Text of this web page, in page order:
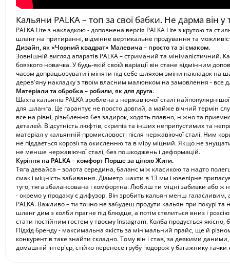
Кальяни PALKA – топ за свої бабки. Не дарма він
PALKA Lite з накладкою - доповнена версія PALKA Lite з крутою та
шланг на притиранні, відмінне вертикальне продування та
Дизайн, як «Чорний квадрат» Малевича – просто та зі смаком.
Зовнішній вигляд апаратів PALKA – стриманий та мінімалістичний.
боязкого новачка. У будь-якій своїй варіації він стане відмінним
часом допрацьовувати і міняти під себе шляхом зміни накладок на
дерев'яну накладку з твоїм власним малюнком на замовлення - все
Матеріали та обробка – робили, як для друга.
Шахта кальянів PALKA зроблена з нержавіючої сталі
для шланга. Це гарантує не просто довгий, а майже вічний термін
все на рівні, різьблення без задирок, ходять плавно, ніжно та
деталей. Відсутність люфтів, скрипів та інших неприпустимих та
матеріал у кальянній промисловості після нержавіючої сталі. Ним
не піддається корозії та окисленню та в міру міцний. Якщо не
не менше нержавіючої сталі, без пошкоджень і деформацій.
Куріння на PALKA – комфорт Порше за ціною Жиги.
Тяга девайса – золота середина, баланс між класикою та надто
смак і міцність забивання. Діаметр шахти в 13 мм і ювелірне
туго, тяга збалансована і комфортна. Любиш ти міцні забивки або
- окремо у продажу є дифузор. Він зробить кальян менш галасливим, а
PALKA. Важливо – ти точно не забудеш продути кальян при покурі
шланг дим з колби прагне під блюдце, а потім стелиться вниз і
стати постійним гостем у твоєму Instagram. Колба продується
Підхід бренду - максимальна якість за мінімальний прайс, ще й
конкурентів таке знайти складно. Тому він і став, за деякими
домашній інтер'єр, стійко перенесе грубу подорож у багажнику